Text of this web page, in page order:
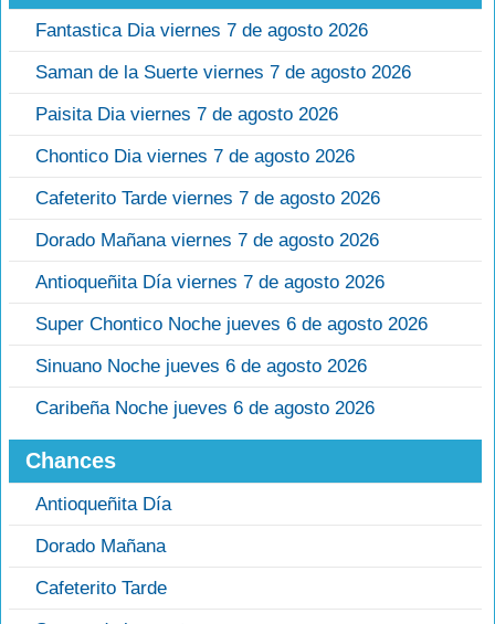
Fantastica Dia viernes 7 de agosto 2026
Saman de la Suerte viernes 7 de agosto 2026
Paisita Dia viernes 7 de agosto 2026
Chontico Dia viernes 7 de agosto 2026
Cafeterito Tarde viernes 7 de agosto 2026
Dorado Mañana viernes 7 de agosto 2026
Antioqueñita Día viernes 7 de agosto 2026
Super Chontico Noche jueves 6 de agosto 2026
Sinuano Noche jueves 6 de agosto 2026
Caribeña Noche jueves 6 de agosto 2026
Chances
Antioqueñita Día
Dorado Mañana
Cafeterito Tarde